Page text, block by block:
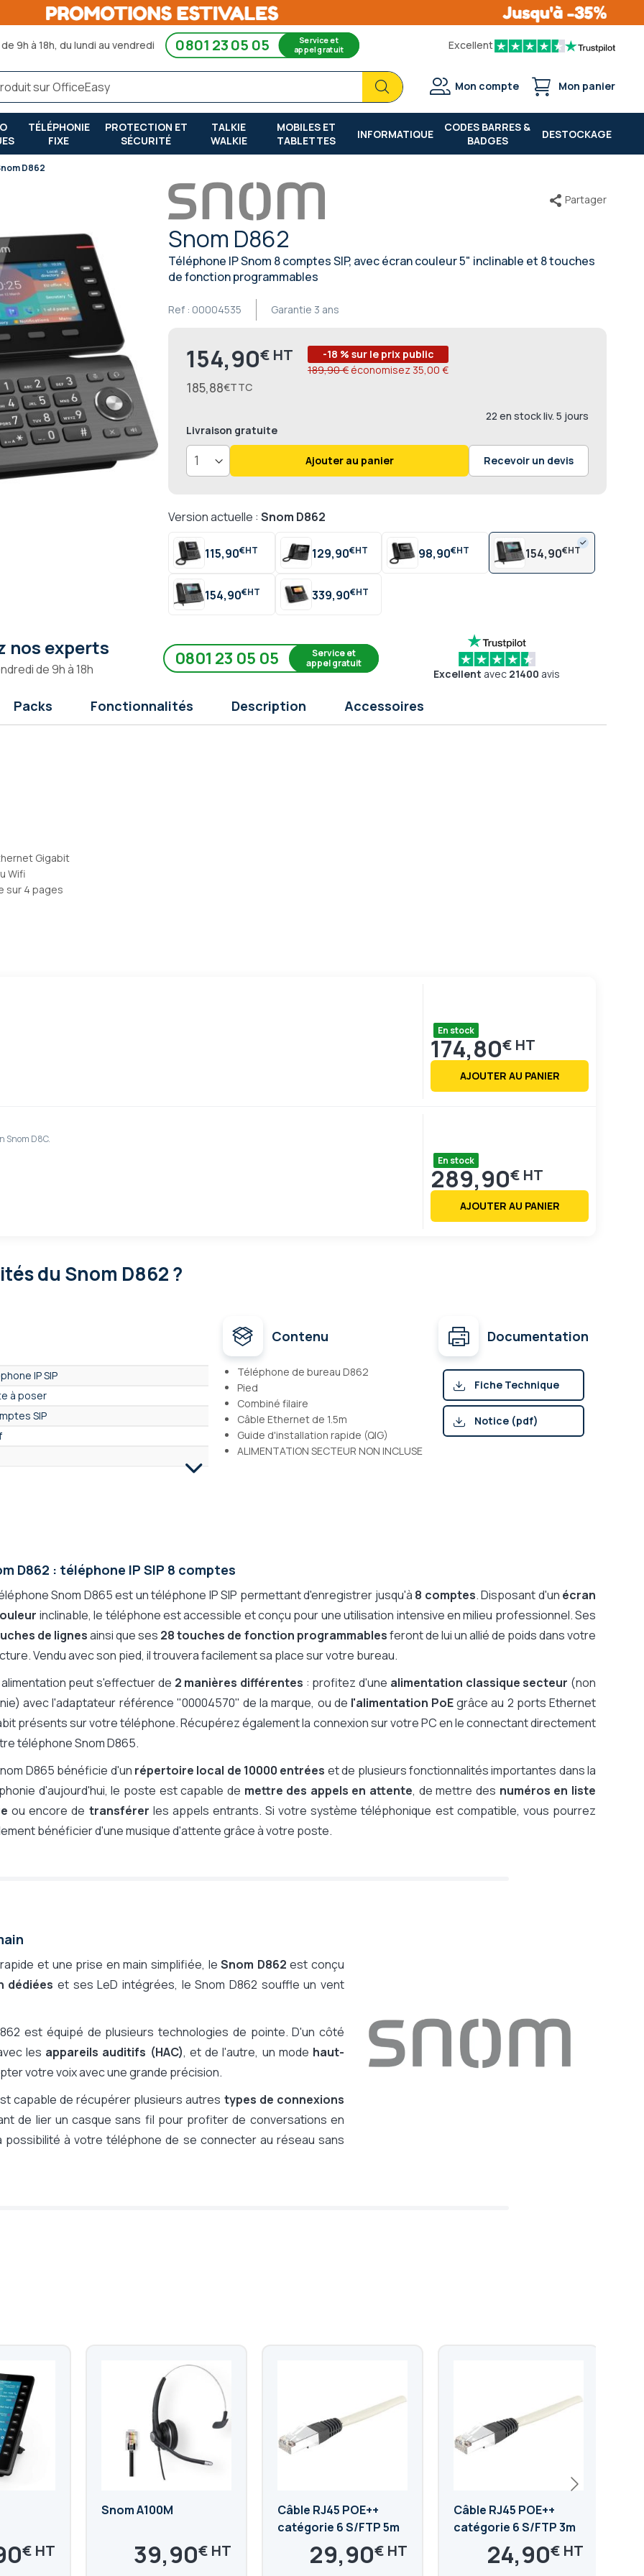
9h à 18h, du lundi au vendredi 0801 23 05 05 Service et
appel gratuit Excellent
Chercher
Chercher
Mon compte Mon panier
TÉLÉPHONIE
FIXE
PROTECTION ET
SÉCURITÉ
TALKIE
WALKIE
MOBILES ET
TABLETTES
INFORMATIQUE
CODES BARRES &
BADGES
DESTOCKAGE
D862
Snom D862
Téléphone IP Snom 8 comptes SIP, avec écran couleur 5" inclinable et 8 touches
de fonction programmables
Garantie 3 ans
Ref : 00004535
Partager
Prix
154,90€
185,88€
-18 % sur le prix public
189,90 € économisez 35,00 €
22 en stock liv. 5 jours
Livraison gratuite
Ajouter au panier Recevoir un devis
Version actuelle : Snom D862
115,90€ 129,90€ 98,90€ 154,90€
154,90€ 339,90€
nos experts
de 9h à 18h 0801 23 05 05
Service et
appel gratuit
Excellent avec 21400 avis
Packs Fonctionnalités Description Accessoires
Gigabit
Wifi
sur 4 pages
En stock
174,80€
AJOUTER AU PANIER
Snom D8C.
En stock
289,90€
AJOUTER AU PANIER
du Snom D862 ?
IP SIP
à poser
SIP
x 243 mm x 193 mm avec le pied
Contenu
Téléphone de bureau D862
Pied
Combiné filaire
Câble Ethernet de 1.5m
Guide d'installation rapide (QIG)
ALIMENTATION SECTEUR NON INCLUSE
Documentation
Fiche Technique
Notice (pdf)
D862 : téléphone IP SIP 8 comptes
Snom D865 est un téléphone IP SIP permettant d'enregistrer jusqu'à 8 comptes. Disposant d'un écran
inclinable, le téléphone est accessible et conçu pour une utilisation intensive en milieu professionnel. Ses
de lignesainsi que ses 28 touches de fonction programmablesferont de lui un allié de poids dans votre
Vendu avec son pied, il trouvera facilement sa place sur votre bureau.
peut s'effectuer de 2 manières différentes : profitez d'une alimentation classique secteur (non
avec l'adaptateur référence "00004570" de la marque, ou de l'alimentation PoEgrâce au 2 ports Ethernet
présents sur votre téléphone. Récupérez également la connexion sur votre PC en le connectant directement
téléphone Snom D865.
D865 bénéficie d'un répertoire local de 10000 entrées et de plusieurs fonctionnalités importantes dans la
d'aujourd'hui, le poste est capable de mettre des appels en attente, de mettre des numéros en liste
ou encore de transférer les appels entrants. Si votre système téléphonique est compatible, vous pourrez
bénéficier d'une musique d'attente grâce à votre poste.
et une prise en main simplifiée, leSnom D862 est conçu
dédiées et ses LeD intégrées, le Snom D862 souffle un vent
est équipé de plusieurs technologies de pointe. D'un côté
les appareils auditifs (HAC), et de l'autre, un mode haut-
votre voix avec une grande précision.
capable de récupérer plusieurs autres types de connexions
de lier un casque sans fil pour profiter de conversations en
possibilité à votre téléphone de se connecter au réseau sans
€
Snom A100M
39,90€
47,88€
Câble RJ45 POE++
catégorie 6 S/FTP 5m
29,90€
35,88€
Câble RJ45 POE++
catégorie 6 S/FTP 3m
24,90€
29,88